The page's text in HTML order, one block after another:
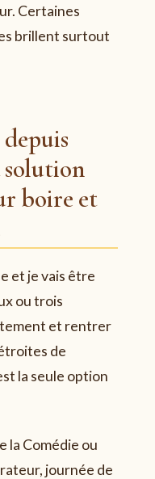
Certaines
brillent surtout
boire et
et je vais être
ou trois
et rentrer
de
la seule option
la Comédie ou
journée de